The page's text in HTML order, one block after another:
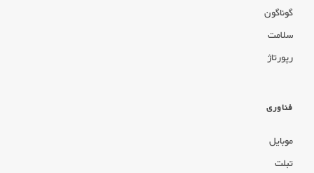
گوناگون
سلامت
رپورتاژ
فناوری
موبایل
تبلت